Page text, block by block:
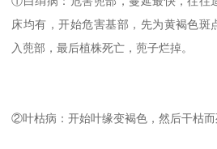
床均有，开始危害基部，先为黄褐色斑
入蔸部，最后植株死亡，蔸子烂掉。
②叶枯病：开始叶缘变褐色，然后干枯而